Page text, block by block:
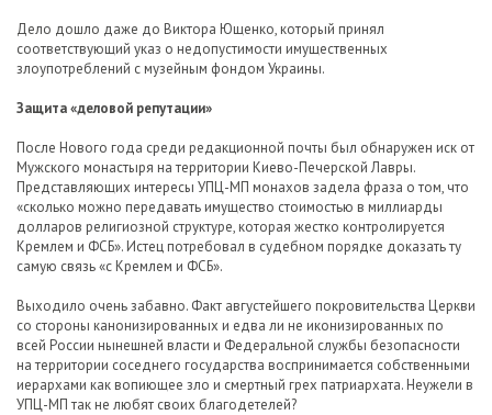
Дело дошло даже до Виктора Ющенко, который принял
соответствующий указ о недопустимости имущественных
злоупотреблений с музейным фондом Украины.
Защита «деловой репутации»
После Нового года среди редакционной почты был обнаружен иск от
Мужского монастыря на территории Киево-Печерской Лавры.
Представляющих интересы УПЦ-МП монахов задела фраза о том, что
«сколько можно передавать имущество стоимостью в миллиарды
долларов религиозной структуре, которая жестко контролируется
Кремлем и ФСБ». Истец потребовал в судебном порядке доказать ту
самую связь «с Кремлем и ФСБ».
Выходило очень забавно. Факт августейшего покровительства Церкви
со стороны канонизированных и едва ли не иконизированных по
всей России нынешней власти и Федеральной службы безопасности
на территории соседнего государства воспринимается собственными
иерархами как вопиющее зло и смертный грех патриархата. Неужели в
УПЦ-МП так не любят своих благодетелей?